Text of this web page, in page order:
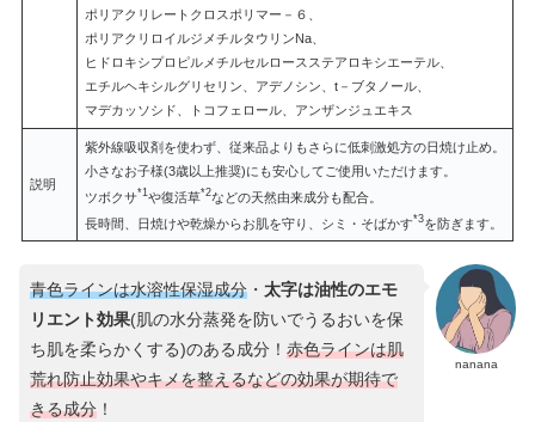
ポリアクリレートクロスポリマー－６、
ポリアクリロイルジメチルタウリンNa、
ヒドロキシプロピルメチルセルロースステアロキシエーテル、
エチルヘキシルグリセリン、アデノシン、t－ブタノール、
マデカッソシド、トコフェロール、アンザンジュエキス
説明
紫外線吸収剤を使わず、従来品よりもさらに低刺激処方の日焼け止め。
小さなお子様(3歳以上推奨)にも安心してご使用いただけます。
ツボクサ*1や復活草*2などの天然由来成分も配合。
長時間、日焼けや乾燥からお肌を守り、シミ・そばかす*3を防ぎます。
nanana
青色ラインは水溶性保湿成分 ・ 太字は油性のエモ
リエント効果(肌の水分蒸発を防いでうるおいを保
ち肌を柔らかくする)のある成分！ 赤色ラインは肌
荒れ防止効果やキメを整えるなどの効果が期待で
きる成分 ！